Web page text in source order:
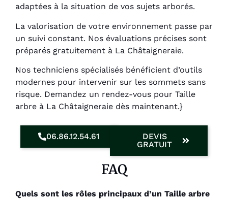
adaptées à la situation de vos sujets arborés.
La valorisation de votre environnement passe par
un suivi constant. Nos évaluations précises sont
préparés gratuitement à La Châtaigneraie.
Nos techniciens spécialisés bénéficient d’outils
modernes pour intervenir sur les sommets sans
risque. Demandez un rendez-vous pour Taille
arbre à La Châtaigneraie dès maintenant.}
06.86.12.54.61
DEVIS
GRATUIT
FAQ
Quels sont les rôles principaux d’un Taille arbre